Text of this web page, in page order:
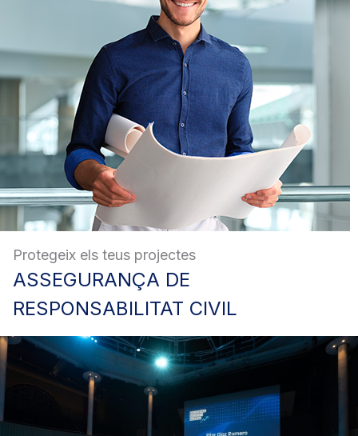
Protegeix els teus projectes
ASSEGURANÇA DE
RESPONSABILITAT CIVIL